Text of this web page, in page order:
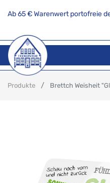
Ab 65 € Warenwert portofreie
Produkte Brettch Weisheit